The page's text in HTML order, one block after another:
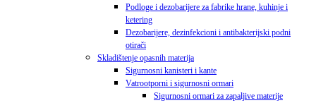
Podloge i dezobarijere za fabrike hrane, kuhinje i
ketering
Dezobarijere, dezinfekcioni i antibakterijski podni
otirači
Skladištenje opasnih materija
Sigurnosni kanisteri i kante
Vatrootporni i sigurnosni ormari
Sigurnosni ormari za zapaljive materije